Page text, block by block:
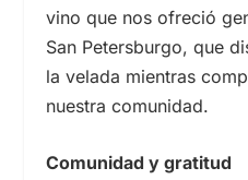
vino que nos ofreció
San Petersburgo, que
la velada mientras
nuestra comunidad.
Comunidad y gratitud